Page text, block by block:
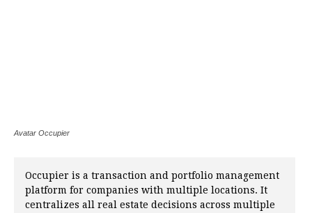
Avatar Occupier
Occupier is a transaction and portfolio management
platform for companies with multiple locations. It
centralizes all real estate decisions across multiple